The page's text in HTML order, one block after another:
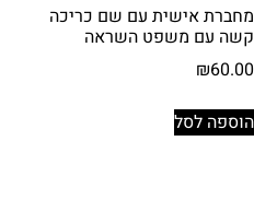
מחברת אישית עם שם כריכה
קשה עם משפט השראה
₪60.00
הוספה לסל